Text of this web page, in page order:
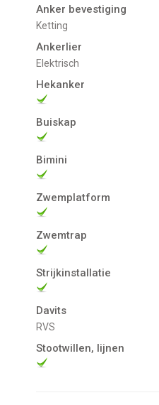
Anker bevestiging
Ketting
Ankerlier
Elektrisch
Hekanker
Buiskap
Bimini
Zwemplatform
Zwemtrap
Strijkinstallatie
Davits
RVS
Stootwillen, lijnen